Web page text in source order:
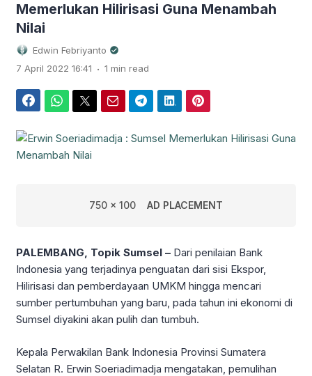
Memerlukan Hilirisasi Guna Menambah
Nilai
Edwin Febriyanto
7 April 2022 16:41 . 1 min read
750 x 100 AD PLACEMENT
PALEMBANG, Topik Sumsel – Dari penilaian Bank
Indonesia yang terjadinya penguatan dari sisi Ekspor,
Hilirisasi dan pemberdayaan UMKM hingga mencari
sumber pertumbuhan yang baru, pada tahun ini ekonomi di
Sumsel diyakini akan pulih dan tumbuh.
Kepala Perwakilan Bank Indonesia Provinsi Sumatera
Selatan R. Erwin Soeriadimadja mengatakan, pemulihan